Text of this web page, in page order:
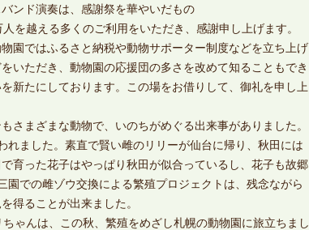
ンド演奏は、感謝祭を華やいだもの
を越える多くのご利用をいただき、感謝申し上げます。
園ではふるさと納税や動物サポーター制度などを立ち上げ
いただき、動物園の応援団の多さを改めて知ることもでき
新たにしております。この場をお借りして、御礼を申し上
まざまな動物で、いのちがめぐる出来事がありました。
れました。素直で賢い雌のリリーが仙台に帰り、秋田には
育った花子はやっぱり秋田が似合っているし、花子も故郷
での雌ゾウ交換による繁殖プロジェクトは、残念ながら
得ることが出来ました。
ゃんは、この秋、繁殖をめざし札幌の動物園に旅立ちまし